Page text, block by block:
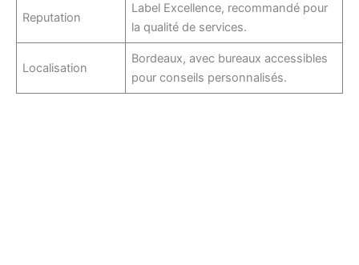
Reputation
Label Excellence, recommandé pour
la qualité de services.
Localisation
Bordeaux, avec bureaux accessibles
pour conseils personnalisés.